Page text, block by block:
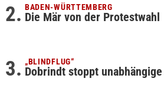
BADEN-WÜRTTEMBERG
Die Mär von der Protestwahl
„BLINDFLUG“
Dobrindt stoppt